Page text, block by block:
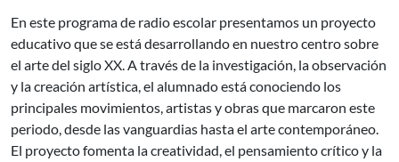
En este programa de radio escolar presentamos un proyecto
educativo que se está desarrollando en nuestro centro sobre
el arte del siglo XX. A través de la investigación, la observación
y la creación artística, el alumnado está conociendo los
principales movimientos, artistas y obras que marcaron este
periodo, desde las vanguardias hasta el arte contemporáneo.
El proyecto fomenta la creatividad, el pensamiento crítico y la